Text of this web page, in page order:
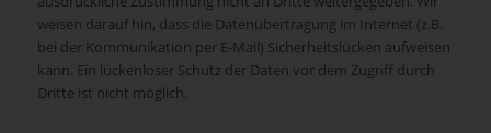
weisen darauf hin, dass die Datenübertragung im Internet (z.B.
bei der Kommunikation per E-Mail) Sicherheitslücken aufweisen
kann. Ein lückenloser Schutz der Daten vor dem Zugriff durch
Dritte ist nicht möglich.